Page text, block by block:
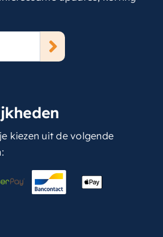
kiezen uit de volgende